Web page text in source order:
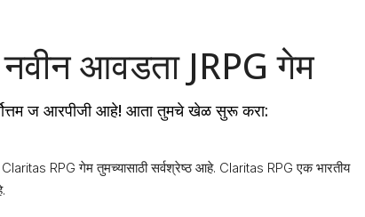
आवडता JRPG गेम
ज आरपीजी आहे! आता तुमचे खेळ सुरू करा:
RPG गेम तुमच्यासाठी सर्वश्रेष्ठ आहे. Claritas RPG एक भारतीय